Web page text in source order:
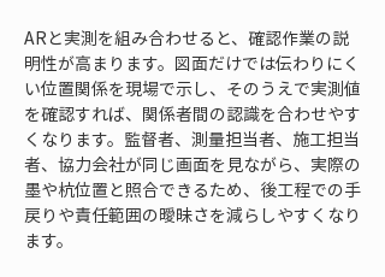
ARと実測を組み合わせると、確認作業の説
明性が高まります。図面だけでは伝わりにく
い位置関係を現場で示し、そのうえで実測値
を確認すれば、関係者間の認識を合わせやす
くなります。監督者、測量担当者、施工担当
者、協力会社が同じ画面を見ながら、実際の
墨や杭位置と照合できるため、後工程での手
戻りや責任範囲の曖昧さを減らしやすくなり
ます。